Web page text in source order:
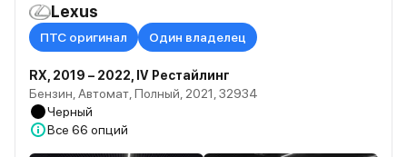
Lexus
ПТС оригинал Один владелец
RX, 2019 – 2022, IV Рестайлинг
Бензин, Автомат, Полный, 2021, 32934
Черный
Все 66 опций